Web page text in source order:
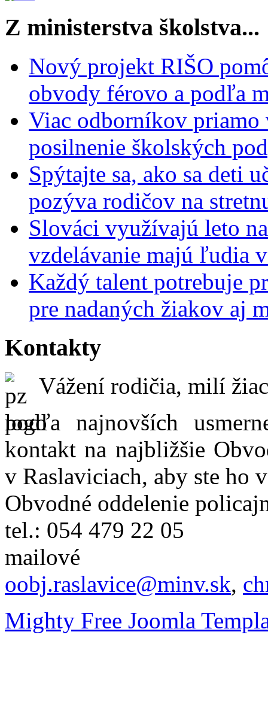
Z ministerstva školstva...
Nový projekt RIŠO
obvody férovo a podľa
Viac odborníkov priamo
posilnenie školských
Spýtajte sa, ako sa deti
pozýva rodičov na
Slováci využívajú leto
vzdelávanie majú ľudia
Každý talent potrebuje
pre nadaných žiakov aj
Kontakty
Vážení rodičia, milí
podľa najnovších
kontakt na najbližšie
v Raslaviciach, aby ste ho
Obvodné oddelenie
tel.: 054 479 22 05
oobj.raslavice@minv.sk,
Mighty Free Joomla